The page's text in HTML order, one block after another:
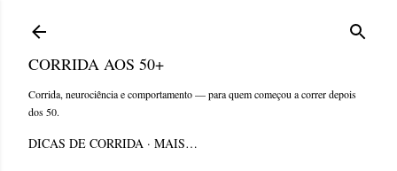
CORRIDA AOS 50+
Corrida, neurociência e comportamento — para quem começou a correr depois
dos 50.
DICAS DE CORRIDA MAIS…